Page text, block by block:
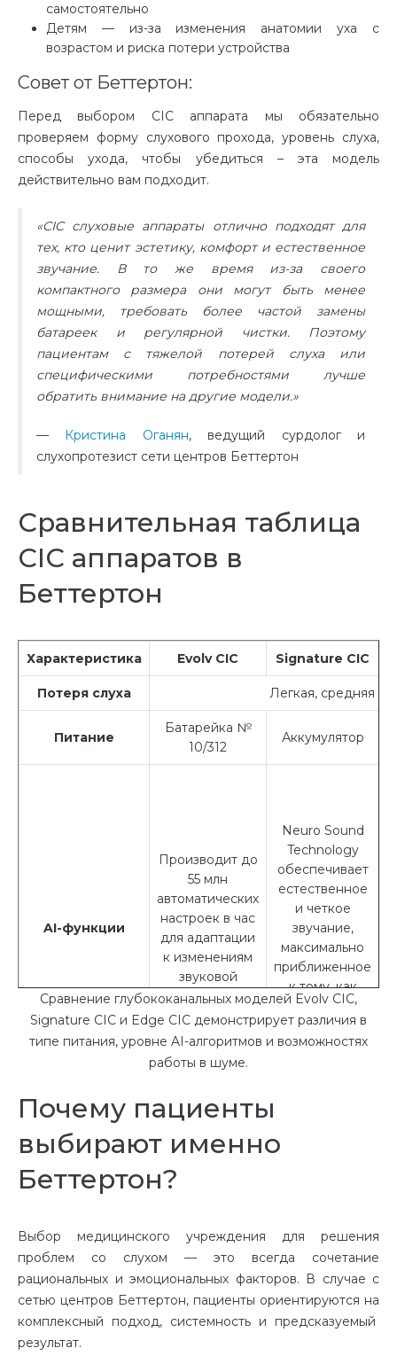
самостоятельно
Детям — из-за изменения анатомии уха с
возрастом и риска потери устройства
Совет от Беттертон:
Перед выбором CIC аппарата мы обязательно
проверяем форму слухового прохода, уровень слуха,
способы ухода, чтобы убедиться – эта модель
действительно вам подходит.
«CIC слуховые аппараты отлично подходят для
тех, кто ценит эстетику, комфорт и естественное
звучание. В то же время из-за своего
компактного размера они могут быть менее
мощными, требовать более частой замены
батареек и регулярной чистки. Поэтому
пациентам с тяжелой потерей слуха или
специфическими потребностями лучше
обратить внимание на другие модели.»
— Кристина Оганян, ведущий сурдолог и
слухопротезист сети центров Беттертон
Сравнительная таблица
СІС аппаратов в
Беттертон
Характеристика Evolv CIC Signature CIC
Потеря слуха Легкая, средняя
Питание
Батарейка №
10/312
Аккумулятор
AI-функции
Производит до
55 млн
автоматических
настроек в час
для адаптации
к изменениям
звуковой
среды
Neuro Sound
Technology
обеспечивает
естественное
и четкое
звучание,
максимально
приближенное
к тому, как
воспринимает
мозг
Сравнение глубококанальных моделей Evolv CIC,
Signature CIC и Edge CIC демонстрирует различия в
типе питания, уровне AI-алгоритмов и возможностях
работы в шуме.
Почему пациенты
выбирают именно
Беттертон?
Выбор медицинского учреждения для решения
проблем со слухом — это всегда сочетание
рациональных и эмоциональных факторов. В случае с
сетью центров Беттертон, пациенты ориентируются на
комплексный подход, системность и предсказуемый
результат.